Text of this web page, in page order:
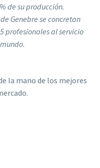
de su producción.
Genebre se concretan
profesionales al servicio
la mano de los mejores